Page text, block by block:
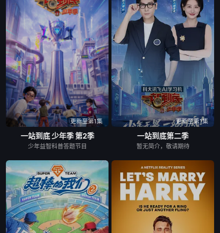
更新至第1集
一站到底 少年季 第2季
少年益智科普答题节目
更新至第1集
一站到底第二季
暂无简介，敬请期待